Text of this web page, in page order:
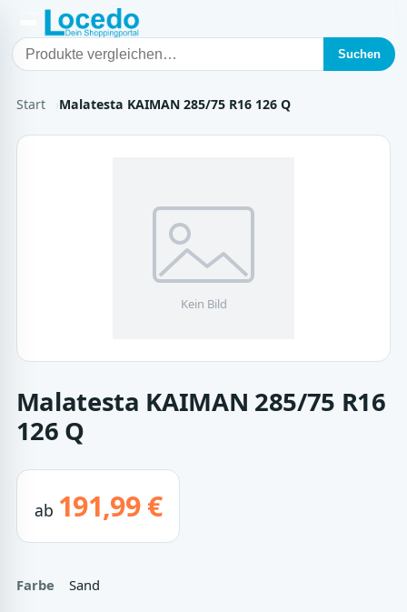
Suchen
Start Malatesta KAIMAN 285/75 R16 126 Q
Malatesta KAIMAN 285/75 R16
126 Q
ab 191,99 €
Farbe Sand